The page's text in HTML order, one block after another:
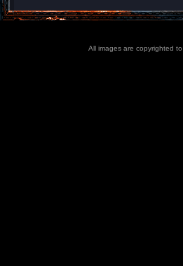
All images are copyrighted